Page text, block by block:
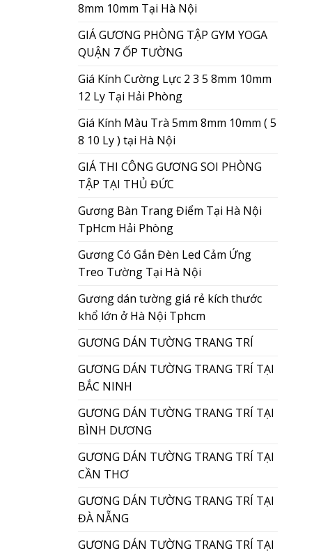
8mm 10mm Tại Hà Nội
GIÁ GƯƠNG PHÒNG TẬP GYM YOGA
QUẬN 7 ỐP TƯỜNG
Giá Kính Cường Lực 2 3 5 8mm 10mm
12 Ly Tại Hải Phòng
Giá Kính Màu Trà 5mm 8mm 10mm ( 5
8 10 Ly ) tại Hà Nội
GIÁ THI CÔNG GƯƠNG SOI PHÒNG
TẬP TẠI THỦ ĐỨC
Gương Bàn Trang Điểm Tại Hà Nội
TpHcm Hải Phòng
Gương Có Gắn Đèn Led Cảm Ứng
Treo Tường Tại Hà Nội
Gương dán tường giá rẻ kích thước
khổ lớn ở Hà Nội Tphcm
GƯƠNG DÁN TƯỜNG TRANG TRÍ
GƯƠNG DÁN TƯỜNG TRANG TRÍ TẠI
BẮC NINH
GƯƠNG DÁN TƯỜNG TRANG TRÍ TẠI
BÌNH DƯƠNG
GƯƠNG DÁN TƯỜNG TRANG TRÍ TẠI
CẦN THƠ
GƯƠNG DÁN TƯỜNG TRANG TRÍ TẠI
ĐÀ NẴNG
GƯƠNG DÁN TƯỜNG TRANG TRÍ TẠI